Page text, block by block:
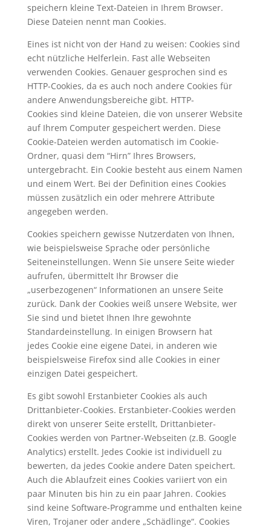
speichern kleine Text-Dateien in Ihrem Browser.
Diese Dateien nennt man Cookies.
Eines ist nicht von der Hand zu weisen: Cookies sind
echt nützliche Helferlein. Fast alle Webseiten
verwenden Cookies. Genauer gesprochen sind es
HTTP-Cookies, da es auch noch andere Cookies für
andere Anwendungsbereiche gibt. HTTP-
Cookies sind kleine Dateien, die von unserer Website
auf Ihrem Computer gespeichert werden. Diese
Cookie-Dateien werden automatisch im Cookie-
Ordner, quasi dem “Hirn” Ihres Browsers,
untergebracht. Ein Cookie besteht aus einem Namen
und einem Wert. Bei der Definition eines Cookies
müssen zusätzlich ein oder mehrere Attribute
angegeben werden.
Cookies speichern gewisse Nutzerdaten von Ihnen,
wie beispielsweise Sprache oder persönliche
Seiteneinstellungen. Wenn Sie unsere Seite wieder
aufrufen, übermittelt Ihr Browser die
„userbezogenen“ Informationen an unsere Seite
zurück. Dank der Cookies weiß unsere Website, wer
Sie sind und bietet Ihnen Ihre gewohnte
Standardeinstellung. In einigen Browsern hat
jedes Cookie eine eigene Datei, in anderen wie
beispielsweise Firefox sind alle Cookies in einer
einzigen Datei gespeichert.
Es gibt sowohl Erstanbieter Cookies als auch
Drittanbieter-Cookies. Erstanbieter-Cookies werden
direkt von unserer Seite erstellt, Drittanbieter-
Cookies werden von Partner-Webseiten (z.B. Google
Analytics) erstellt. Jedes Cookie ist individuell zu
bewerten, da jedes Cookie andere Daten speichert.
Auch die Ablaufzeit eines Cookies variiert von ein
paar Minuten bis hin zu ein paar Jahren. Cookies
sind keine Software-Programme und enthalten keine
Viren, Trojaner oder andere „Schädlinge“. Cookies